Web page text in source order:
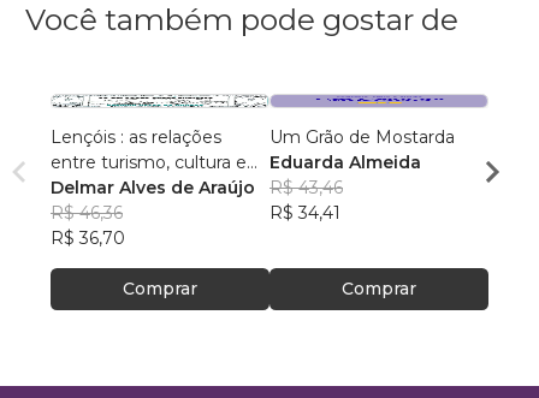
Você também pode gostar de
Lençóis : as relações
entre turismo, cultura e
ambiente
Delmar Alves de Araújo
R$ 46,36
R$ 36,70
Comprar
Um Grão de Mostarda
Eduarda Almeida
R$ 43,46
R$ 34,41
Comprar
Aulas